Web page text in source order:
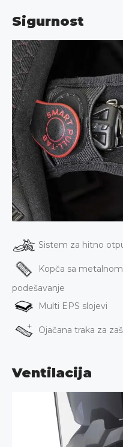
Sigurnost
Sistem za hitno
Kopča sa
podešavanje
Multi EPS slojevi
Ojačana traka za
Ventilacija